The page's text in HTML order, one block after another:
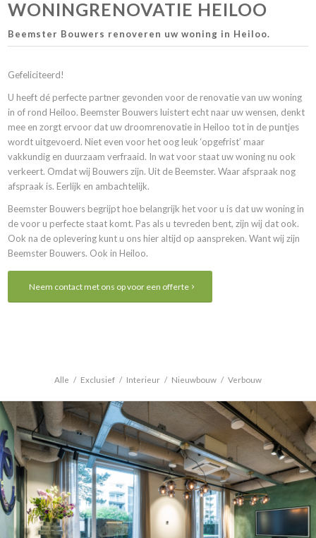
WONINGRENOVATIE HEILOO
Beemster Bouwers renoveren uw woning in Heiloo.
Gefeliciteerd!
U heeft dé perfecte partner gevonden voor de renovatie van uw woning
in of rond Heiloo. Beemster Bouwers luistert echt naar uw wensen, denkt
mee en zorgt ervoor dat uw droomrenovatie in Heiloo tot in de puntjes
wordt uitgevoerd. Niet even voor het oog leuk ‘opgefrist’ maar
vakkundig en duurzaam verfraaid. In wat voor staat uw woning nu ook
verkeert. Omdat wij Bouwers zijn. Uit de Beemster. Waar afspraak nog
afspraak is. Eerlijk en ambachtelijk.
Beemster Bouwers begrijpt hoe belangrijk het voor u is dat uw woning in
de voor u perfecte staat komt. Pas als u tevreden bent, zijn wij dat ook.
Ook na de oplevering kunt u ons hier altijd op aanspreken. Want wij zijn
Beemster Bouwers. Ook in Heiloo.
Neem contact met ons op voor een offerte
Alle / Exclusief / Interieur / Nieuwbouw / Verbouw